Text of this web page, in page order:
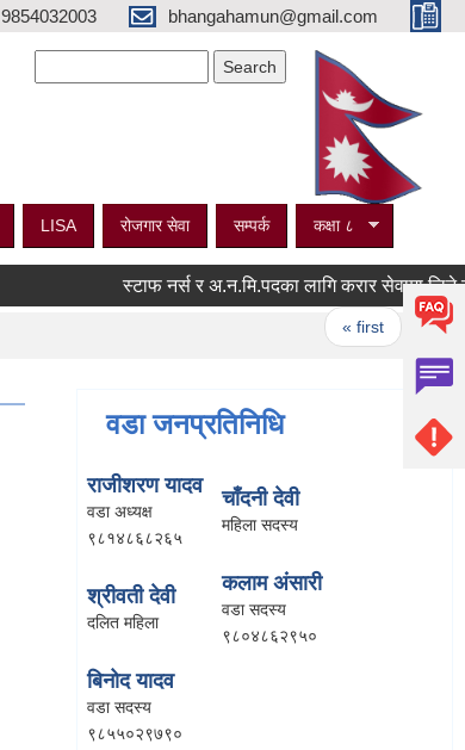
9854032003 bhangahamun@gmail.com
LISA रोजगार सेवा सम्पर्क कक्षा ८
स्टाफ नर्स र अ.न.मि.पदका लागि करार सेवामा लिने
« first ‹
वडा जनप्रतिनिधि
राजीशरण यादव
वडा अध्यक्ष
९८१४८६८२६५
चाँदनी देवी
महिला सदस्य
श्रीवती देवी
दलित महिला
कलाम अंसारी
वडा सदस्य
९८०४८६२९५०
बिनोद यादव
वडा सदस्य
९८५५०२९७९०